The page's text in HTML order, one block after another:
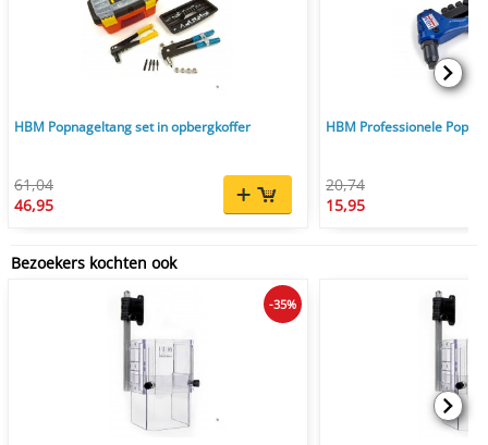
HBM Popnageltang set in opbergkoffer
61,04
46,95
HBM Professionele
20,74
15,95
Bezoekers kochten ook
-35%